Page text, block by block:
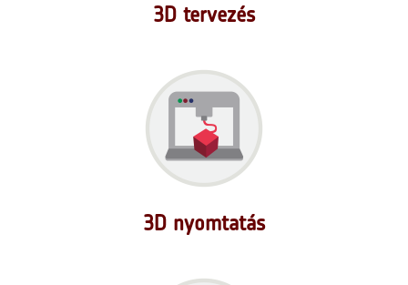
3D tervezés
3D nyomtatás